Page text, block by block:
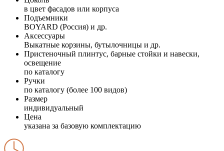
в цвет фасадов или корпуса
Подъемники
BOYARD (Россия) и др.
Аксессуары
Выкатные корзины, бутылочницы и др.
Пристеночный плинтус, барные стойки и навески,
освещение
по каталогу
Ручки
по каталогу (более 100 видов)
Размер
индивидуальный
Цена
указана за базовую комплектацию